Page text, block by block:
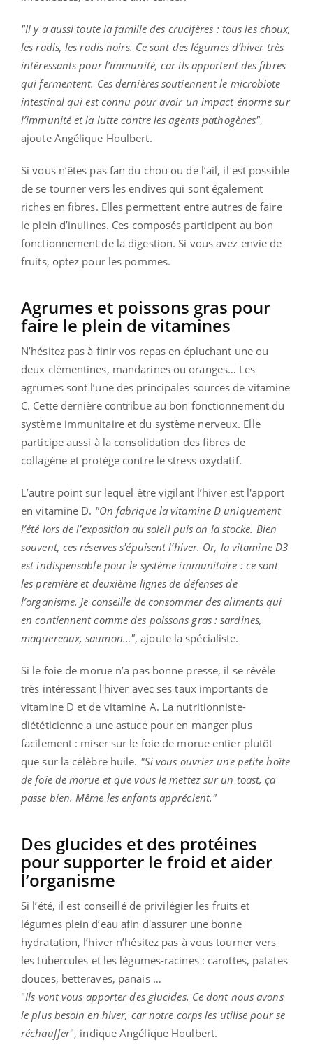
"Il y a aussi toute la famille des crucifères : tous les choux,
les radis, les radis noirs. Ce sont des légumes d’hiver très
intéressants pour l’immunité, car ils apportent des fibres
qui fermentent. Ces dernières soutiennent le microbiote
intestinal qui est connu pour avoir un impact énorme sur
l’immunité et la lutte contre les agents pathogènes",
ajoute Angélique Houlbert.
Si vous n’êtes pas fan du chou ou de l’ail, il est possible
de se tourner vers les endives qui sont également
riches en fibres. Elles permettent entre autres de faire
le plein d’inulines. Ces composés participent au bon
fonctionnement de la digestion. Si vous avez envie de
fruits, optez pour les pommes.
Agrumes et poissons gras pour
faire le plein de vitamines
N’hésitez pas à finir vos repas en épluchant une ou
deux clémentines, mandarines ou oranges… Les
agrumes sont l’une des principales sources de vitamine
C. Cette dernière contribue au bon fonctionnement du
système immunitaire et du système nerveux. Elle
participe aussi à la consolidation des fibres de
collagène et protège contre le stress oxydatif.
L’autre point sur lequel être vigilant l’hiver est l'apport
en vitamine D. "On fabrique la vitamine D uniquement
l’été lors de l’exposition au soleil puis on la stocke. Bien
souvent, ces réserves s'épuisent l’hiver. Or, la vitamine D3
est indispensable pour le système immunitaire : ce sont
les première et deuxième lignes de défenses de
l’organisme. Je conseille de consommer des aliments qui
en contiennent comme des poissons gras : sardines,
maquereaux, saumon…", ajoute la spécialiste.
Si le foie de morue n’a pas bonne presse, il se révèle
très intéressant l'hiver avec ses taux importants de
vitamine D et de vitamine A. La nutritionniste-
diététicienne a une astuce pour en manger plus
facilement : miser sur le foie de morue entier plutôt
que sur la célèbre huile. "Si vous ouvriez une petite boîte
de foie de morue et que vous le mettez sur un toast, ça
passe bien. Même les enfants apprécient."
Des glucides et des protéines
pour supporter le froid et aider
l’organisme
Si l’été, il est conseillé de privilégier les fruits et
légumes plein d’eau afin d'assurer une bonne
hydratation, l’hiver n’hésitez pas à vous tourner vers
les tubercules et les légumes-racines : carottes, patates
douces, betteraves, panais …
"Ils vont vous apporter des glucides. Ce dont nous avons
le plus besoin en hiver, car notre corps les utilise pour se
réchauffer", indique Angélique Houlbert.